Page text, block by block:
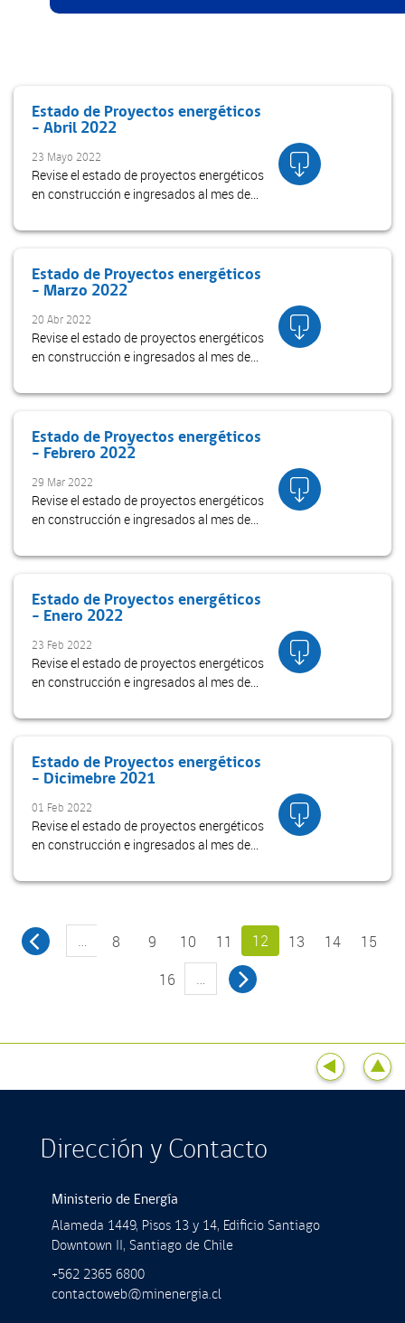
Estado de Proyectos energéticos
- Abril 2022
23 Mayo 2022
Revise el estado de proyectos energéticos
en construcción e ingresados al mes de
Estado de Proyectos energéticos
- Marzo 2022
20 Abr 2022
Revise el estado de proyectos energéticos
en construcción e ingresados al mes de
Estado de Proyectos energéticos
- Febrero 2022
29 Mar 2022
Revise el estado de proyectos energéticos
en construcción e ingresados al mes de
Estado de Proyectos energéticos
- Enero 2022
23 Feb 2022
Revise el estado de proyectos energéticos
en construcción e ingresados al mes de
Estado de Proyectos energéticos
- Dicimebre 2021
01 Feb 2022
Revise el estado de proyectos energéticos
en construcción e ingresados al mes de
… 8 9 10 11 12 13 14
15
16
…
Dirección y Contacto
Ministerio de Energía
Alameda 1449, Pisos 13 y 14, Ediﬁcio Santiago
Downtown II, Santiago de Chile
+562 2365 6800
contactoweb@minenergia.cl